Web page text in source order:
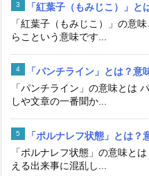
「紅葉子（もみじこ）」と
「紅葉子（もみじこ）」の意
らこという意味です...
「パンチライン」とは？意
「パンチライン」の意味とは
しや文章の一番聞か...
「ポルナレフ状態」とは？
「ポルナレフ状態」の意味と
える出来事に混乱し...